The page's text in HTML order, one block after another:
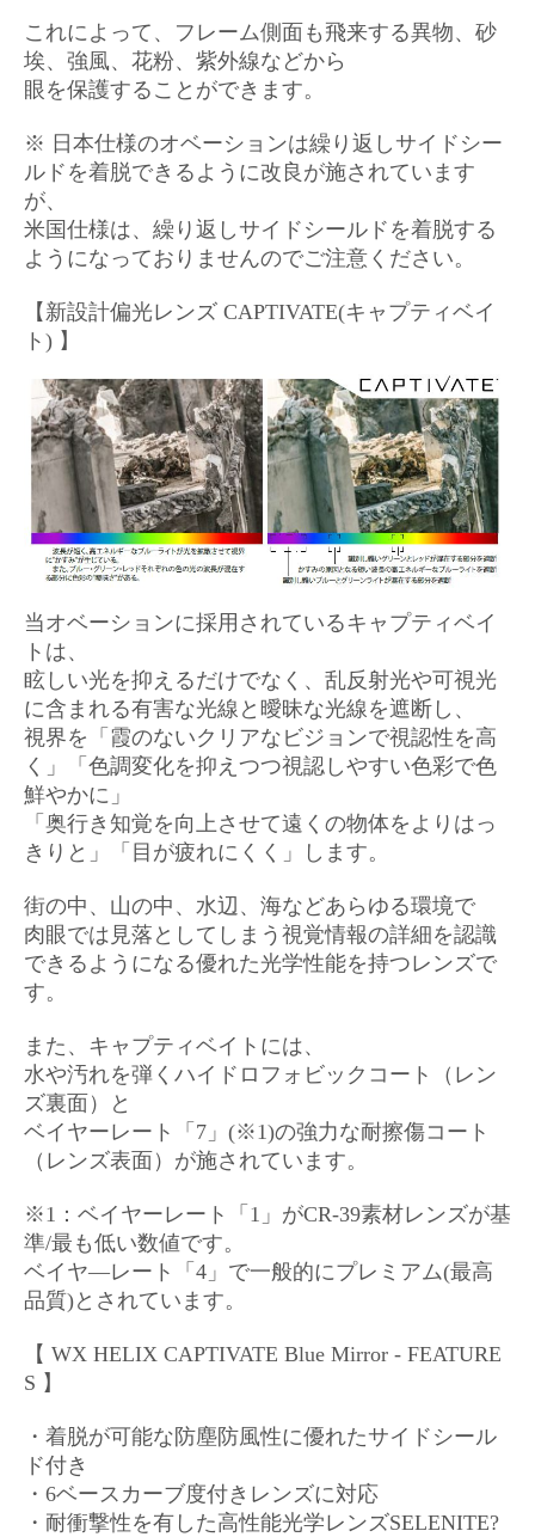
これによって、フレーム側面も飛来する異物、砂
埃、強風、花粉、紫外線などから
眼を保護することができます。
※ 日本仕様のオベーションは繰り返しサイドシー
ルドを着脱できるように改良が施されています
が、
米国仕様は、繰り返しサイドシールドを着脱する
ようになっておりませんのでご注意ください。
【新設計偏光レンズ CAPTIVATE(キャプティベイ
ト) 】
当オベーションに採用されているキャプティベイ
トは、
眩しい光を抑えるだけでなく、乱反射光や可視光
に含まれる有害な光線と曖昧な光線を遮断し、
視界を「霞のないクリアなビジョンで視認性を高
く」「色調変化を抑えつつ視認しやすい色彩で色
鮮やかに」
「奥行き知覚を向上させて遠くの物体をよりはっ
きりと」「目が疲れにくく」します。
街の中、山の中、水辺、海などあらゆる環境で
肉眼では見落としてしまう視覚情報の詳細を認識
できるようになる優れた光学性能を持つレンズで
す。
また、キャプティベイトには、
水や汚れを弾くハイドロフォビックコート（レン
ズ裏面）と
ベイヤーレート「 7」(※1)の強力な耐擦傷コート
（レンズ表面）が施されています。
※1：ベイヤーレート「1」がCR-39素材レンズが基
準/最も低い数値です。
ベイヤ―レート「4」で一般的にプレミアム(最高
品質)とされています。
【 WX HELIX CAPTIVATE Blue Mirror - FEATURE
S 】
・着脱が可能な防塵防風性に優れたサイドシール
ド付き
・6ベースカーブ度付きレンズに対応
・耐衝撃性を有した高性能光学レンズSELENITE?